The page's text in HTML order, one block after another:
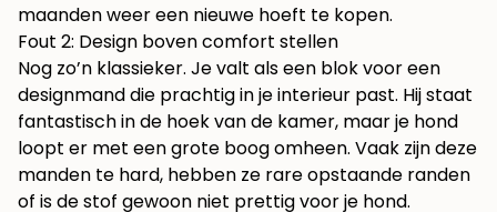
maanden weer een nieuwe hoeft te kopen.
Fout 2: Design boven comfort stellen
Nog zo’n klassieker. Je valt als een blok voor een
designmand die prachtig in je interieur past. Hij staat
fantastisch in de hoek van de kamer, maar je hond
loopt er met een grote boog omheen. Vaak zijn deze
manden te hard, hebben ze rare opstaande randen
of is de stof gewoon niet prettig voor je hond.